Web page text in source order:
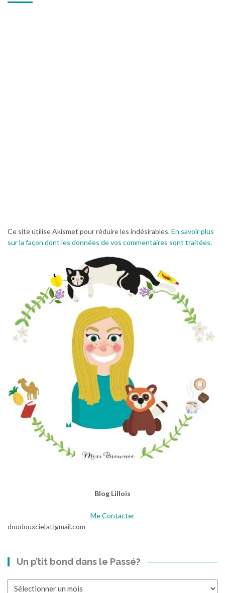
Ce site utilise Akismet pour réduire les indésirables.En savoir plus
sur la façon dont les données de vos commentaires sont traitées.
Blog Lillois
Me Contacter
doudouxcie[at]gmail.com
Un p’tit bond dans le Passé?